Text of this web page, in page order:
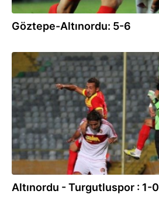
Göztepe-Altınordu: 5-6
30.08.2013
Altınordu - Turgutluspor : 1-0